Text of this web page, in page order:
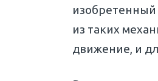
из таких
движение, и